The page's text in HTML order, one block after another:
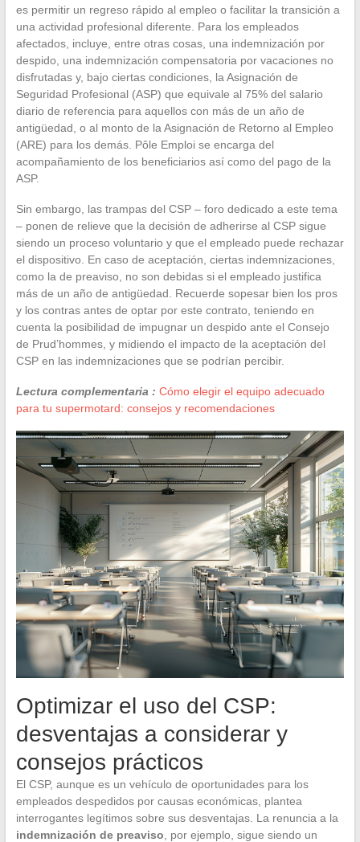
es permitir un regreso rápido al empleo o facilitar la transición a
una actividad profesional diferente. Para los empleados
afectados, incluye, entre otras cosas, una indemnización por
despido, una indemnización compensatoria por vacaciones no
disfrutadas y, bajo ciertas condiciones, la Asignación de
Seguridad Profesional (ASP) que equivale al 75% del salario
diario de referencia para aquellos con más de un año de
antigüedad, o al monto de la Asignación de Retorno al Empleo
(ARE) para los demás. Pôle Emploi se encarga del
acompañamiento de los beneficiarios así como del pago de la
ASP.
Sin embargo, las trampas del CSP – foro dedicado a este tema
– ponen de relieve que la decisión de adherirse al CSP sigue
siendo un proceso voluntario y que el empleado puede rechazar
el dispositivo. En caso de aceptación, ciertas indemnizaciones,
como la de preaviso, no son debidas si el empleado justifica
más de un año de antigüedad. Recuerde sopesar bien los pros
y los contras antes de optar por este contrato, teniendo en
cuenta la posibilidad de impugnar un despido ante el Consejo
de Prud’hommes, y midiendo el impacto de la aceptación del
CSP en las indemnizaciones que se podrían percibir.
Lectura complementaria : Cómo elegir el equipo adecuado
para tu supermotard: consejos y recomendaciones
Optimizar el uso del CSP:
desventajas a considerar y
consejos prácticos
El CSP, aunque es un vehículo de oportunidades para los
empleados despedidos por causas económicas, plantea
interrogantes legítimos sobre sus desventajas. La renuncia a la
indemnización de preaviso , por ejemplo, sigue siendo un